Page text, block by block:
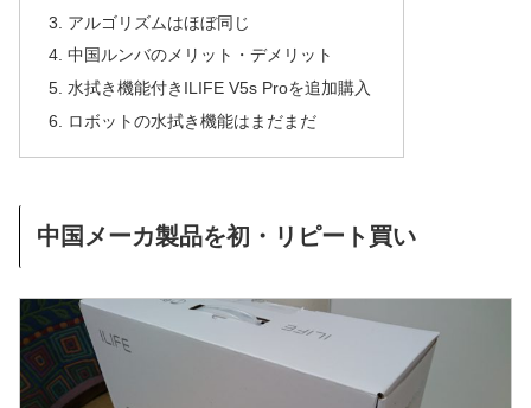
アルゴリズムはほぼ同じ
中国ルンバのメリット・デメリット
水拭き機能付きILIFE V5s Proを追加購入
ロボットの水拭き機能はまだまだ
中国メーカ製品を初・リピート買い